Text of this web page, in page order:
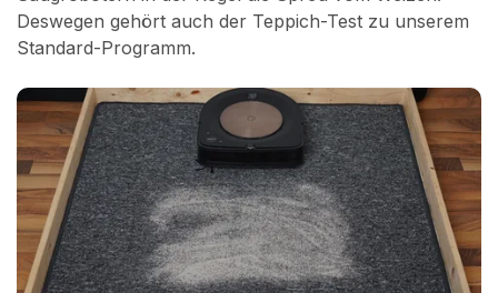
Deswegen gehört auch der Teppich-Test zu unserem
Standard-Programm.